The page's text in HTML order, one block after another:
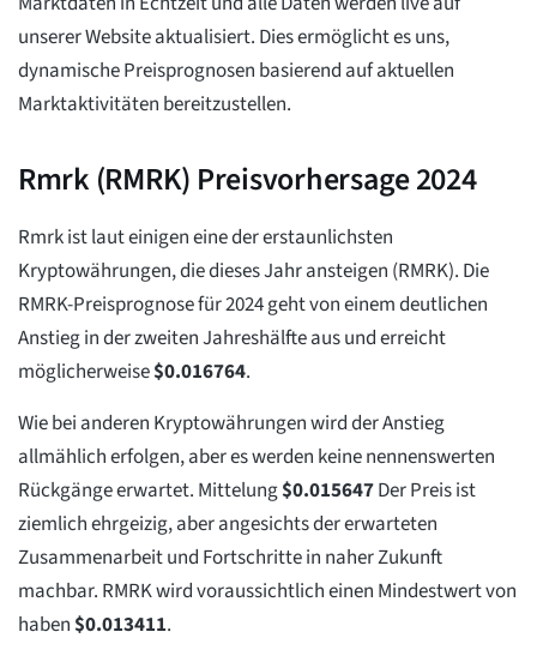
unserer Website aktualisiert. Dies ermöglicht es uns,
dynamische Preisprognosen basierend auf aktuellen
Marktaktivitäten bereitzustellen.
Rmrk (RMRK) Preisvorhersage 2024
Rmrk ist laut einigen eine der erstaunlichsten
Kryptowährungen, die dieses Jahr ansteigen (RMRK). Die
RMRK-Preisprognose für 2024 geht von einem deutlichen
Anstieg in der zweiten Jahreshälfte aus und erreicht
möglicherweise$0.016764.
Wie bei anderen Kryptowährungen wird der Anstieg
allmählich erfolgen, aber es werden keine nennenswerten
Rückgänge erwartet. Mittelung$0.015647Der Preis ist
ziemlich ehrgeizig, aber angesichts der erwarteten
Zusammenarbeit und Fortschritte in naher Zukunft
machbar. RMRK wird voraussichtlich einen Mindestwert von
haben$0.013411.